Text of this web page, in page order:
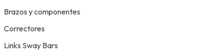
Brazos y componentes
Correctores
Links Sway Bars